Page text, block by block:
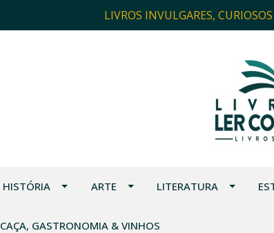
LIVROS INVULGARES,
HISTÓRIA ARTE LITERATURA
CAÇA, GASTRONOMIA & VINHOS